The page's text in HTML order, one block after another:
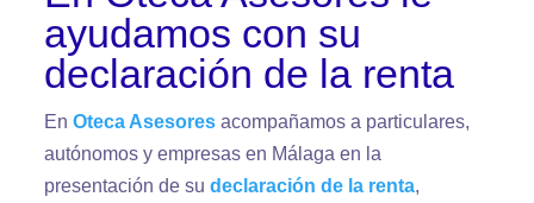
ayudamos con su
declaración de la renta
En Oteca Asesoresacompañamos a particulares,
autónomos y empresas en Málaga en la
presentación de su declaración de la renta,